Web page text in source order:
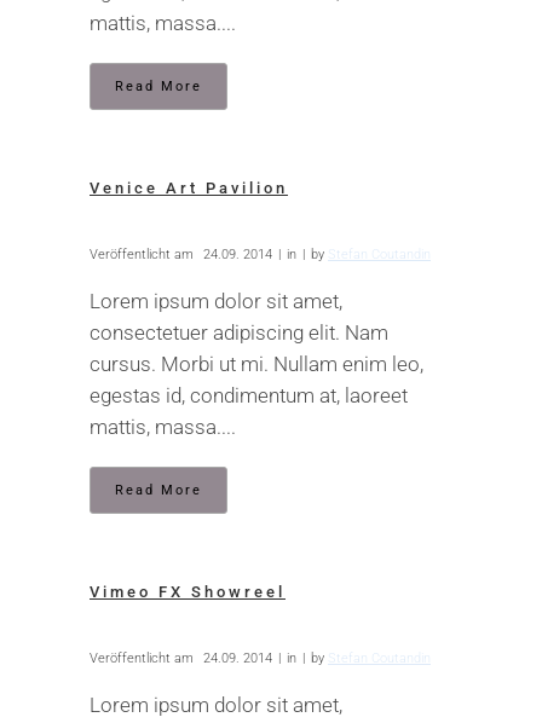
mattis, massa....
Read More
Venice Art Pavilion
Veröffentlicht am 24.09. 2014 in by Stefan Coutandin
Lorem ipsum dolor sit amet,
consectetuer adipiscing elit. Nam
cursus. Morbi ut mi. Nullam enim leo,
egestas id, condimentum at, laoreet
mattis, massa....
Read More
Vimeo FX Showreel
Veröffentlicht am 24.09. 2014 in by Stefan Coutandin
Lorem ipsum dolor sit amet,